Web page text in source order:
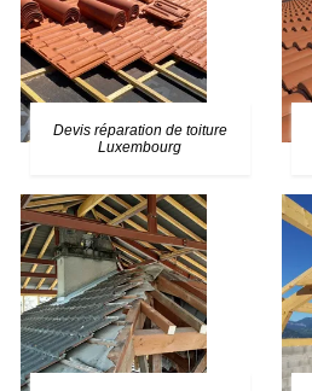
Devis réparation de toiture
Luxembourg